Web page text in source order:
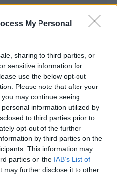
My Personal
sharing to third parties, or
sensitive information for
use the below opt-out
Please note that after your
may continue seeing
information utilized by
to third parties prior to
opt-out of the further
by third parties on the
This information may
parties on the IAB’s List of
may further disclose it to other
the Planeswalkers
παιχνιδιού με τις
στον ψηφιακό κόσμο.